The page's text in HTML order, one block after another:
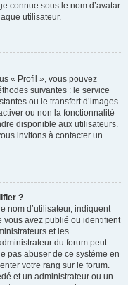
connue sous le nom d’avatar
utilisateur.
« Profil », vous pouvez
suivantes : le service
ou le transfert d’images
ou non la fonctionnalité
disponible aux utilisateurs.
invitons à contacter un
?
nom d’utilisateur, indiquent
vous avez publié ou identifient
et les
du forum peut
pas abuser de ce système en
votre rang sur le forum.
et un administrateur ou un